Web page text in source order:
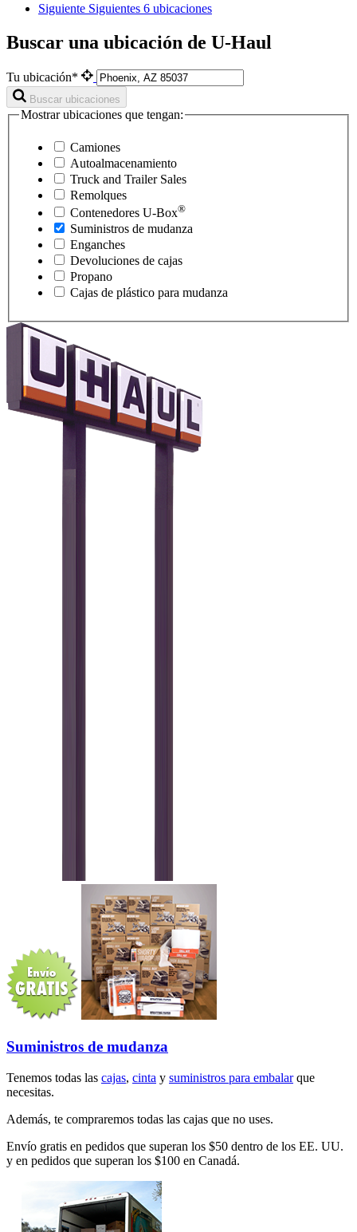
Siguiente Siguientes 6 ubicaciones
Buscar una ubicación de U-Haul
Tu ubicación*
Buscar ubicaciones
Mostrar ubicaciones que tengan:
Camiones
Autoalmacenamiento
Truck and Trailer Sales
Remolques
Contenedores U-Box®
Suministros de mudanza
Enganches
Devoluciones de cajas
Propano
Cajas de plástico para mudanza
Suministros de mudanza
Tenemos todas las cajas, cinta y suministros para embalarque
necesitas.
Además, te compraremos todas las cajas que no uses.
Envío gratis en pedidos que superan los $50 dentro de los EE. UU.
y en pedidos que superan los $100 en Canadá.